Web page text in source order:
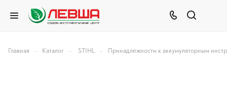
Главная – Каталог – STIHL – Принадлежности к аккумуляторным